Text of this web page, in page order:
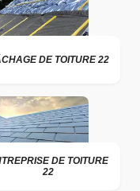
DE TOITURE 22
DE TOITURE
22